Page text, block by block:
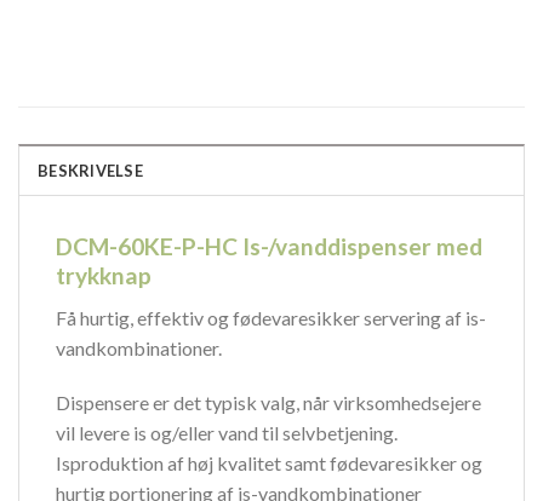
BESKRIVELSE
DCM-60KE-P-HC Is-/vanddispenser med
trykknap
Få hurtig, effektiv og fødevaresikker servering af is-
vandkombinationer.
Dispensere er det typisk valg, når virksomhedsejere
vil levere is og/eller vand til selvbetjening.
Isproduktion af høj kvalitet samt fødevaresikker og
hurtig portionering af is-vandkombinationer